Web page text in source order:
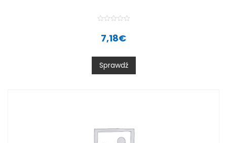
0
o
u
t
7,18€
Sprawdź